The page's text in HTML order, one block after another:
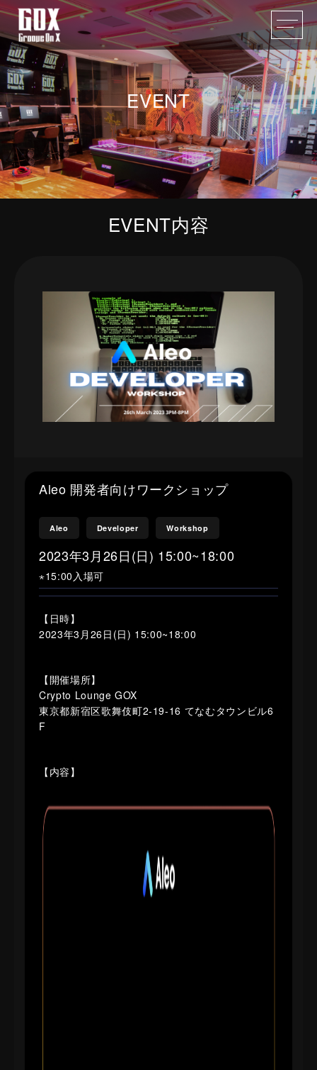
EVENT
EVENT内容
Aleo 開発者向けワークショップ
Aleo Developer Workshop
2023年3月26日(日) 15:00~18:00
⋆15:00入場可
【日時】
2023年3月26日(日) 15:00~18:00
【開催場所】
Crypto Lounge GOX
東京都新宿区歌舞伎町2-19-16 てなむタウンビル6
F
【内容】